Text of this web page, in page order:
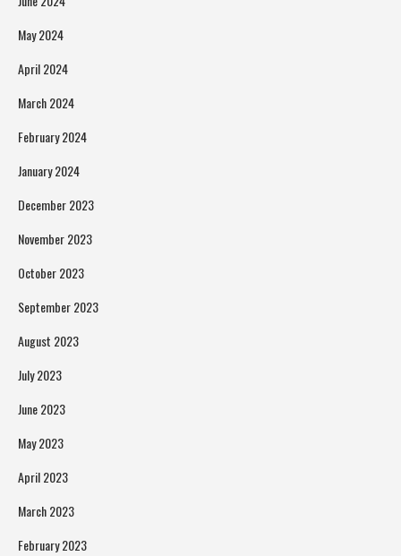
May 2024
April 2024
March 2024
February 2024
January 2024
December 2023
November 2023
October 2023
September 2023
August 2023
July 2023
June 2023
May 2023
April 2023
March 2023
February 2023